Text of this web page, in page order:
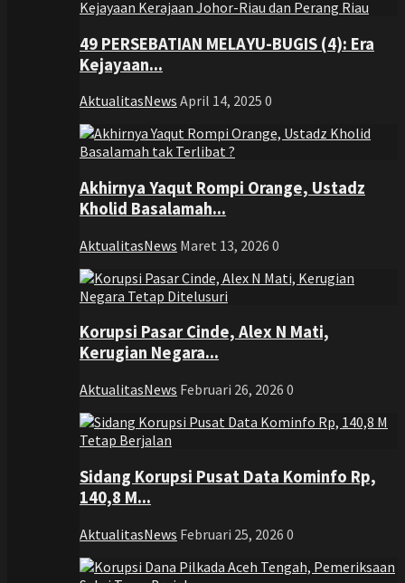
49 PERSEBATIAN MELAYU-BUGIS (4): Era
Kejayaan...
AktualitasNews April 14, 2025 0
Akhirnya Yaqut Rompi Orange, Ustadz
Kholid Basalamah...
AktualitasNews Maret 13, 2026 0
Korupsi Pasar Cinde, Alex N Mati,
Kerugian Negara...
AktualitasNews Februari 26, 2026 0
Sidang Korupsi Pusat Data Kominfo Rp,
140,8 M...
AktualitasNews Februari 25, 2026 0